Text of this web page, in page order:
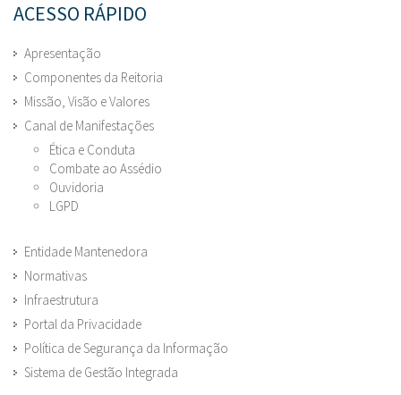
ACESSO RÁPIDO
Apresentação
Componentes da Reitoria
Missão, Visão e Valores
Canal de Manifestações
Ética e Conduta
Combate ao Assédio
Ouvidoria
LGPD
Entidade Mantenedora
Normativas
Infraestrutura
Portal da Privacidade
Política de Segurança da Informação
Sistema de Gestão Integrada